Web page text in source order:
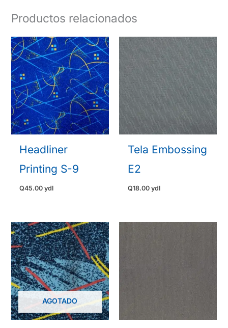
Productos relacionados
Headliner
Printing S-9
Q45.00 ydl
Tela Embossing
E2
Q18.00 ydl
AGOTADO